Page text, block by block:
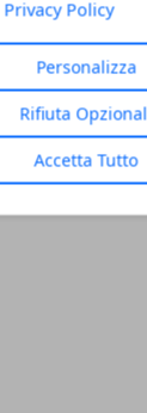
Privacy Policy
Personalizza
Rifiuta
Accetta Tutto